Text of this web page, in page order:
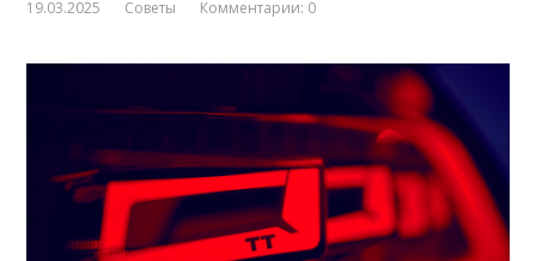
19.03.2025 Советы Комментарии: 0